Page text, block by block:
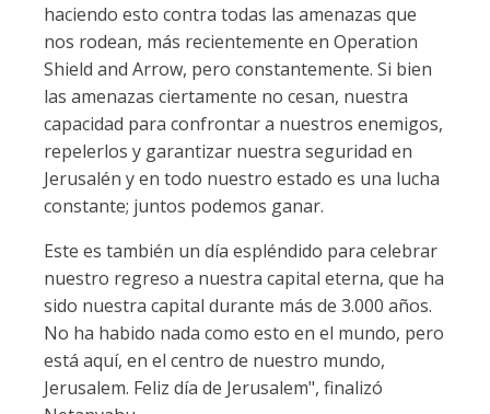
haciendo esto contra todas las amenazas que
nos rodean, más recientemente en Operation
Shield and Arrow, pero constantemente. Si bien
las amenazas ciertamente no cesan, nuestra
capacidad para confrontar a nuestros enemigos,
repelerlos y garantizar nuestra seguridad en
Jerusalén y en todo nuestro estado es una lucha
constante; juntos podemos ganar.
Este es también un día espléndido para celebrar
nuestro regreso a nuestra capital eterna, que ha
sido nuestra capital durante más de 3.000 años.
No ha habido nada como esto en el mundo, pero
está aquí, en el centro de nuestro mundo,
Jerusalem. Feliz día de Jerusalem", finalizó